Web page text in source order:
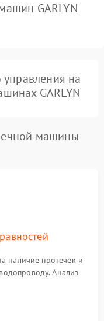
GARLYN
на
GARLYN
машины
наличие протечек и
Анализ
вращения
системы защиты